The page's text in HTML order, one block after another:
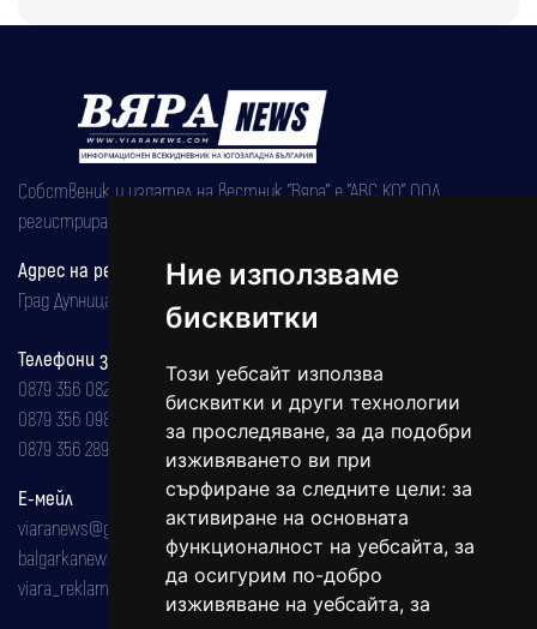
Ние използваме
бисквитки
Този уебсайт използва
бисквитки и други технологии
за проследяване, за да подобри
изживяването ви при
сърфиране за следните цели: за
активиране на основната
функционалност на уебсайта, за
да осигурим по-добро
изживяване на уебсайта, за
Собственик и издател на вестник "Вяра" е "АВС КО" ООД,
регистрирана на 08.05.2002 година.
Адрес на редакцията
Град Дупница, ул.''Христо Ботев" 43
Телефони за реклама и абонаменти
0879 356 082
0879 356 098
0879 356 289
Е-мейл
viaranews@gmail.com
balgarkanews@gmail.com
viara_reklama@mail.bg